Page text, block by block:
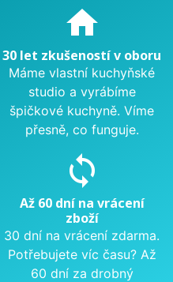
home
30 let zkušeností v oboru
Máme vlastní kuchyňské
studio a vyrábíme
špičkové kuchyně. Víme
přesně, co funguje.
sync
Až 60 dní na vrácení
zboží
30 dní na vrácení zdarma.
Potřebujete víc času? Až
60 dní za drobný